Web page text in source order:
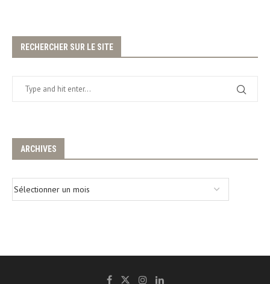
RECHERCHER SUR LE SITE
ARCHIVES